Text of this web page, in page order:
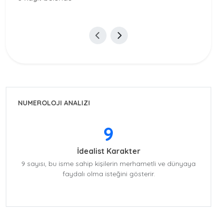
NUMEROLOJI ANALIZI
9
İdealist Karakter
9 sayısı, bu isme sahip kişilerin merhametli ve dünyaya
faydalı olma isteğini gösterir.